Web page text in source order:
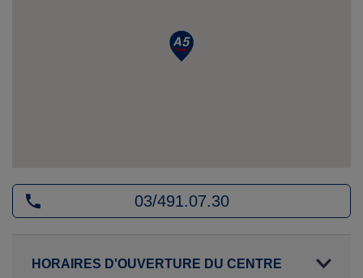
03/491.07.30
HORAIRES D'OUVERTURE DU CENTRE